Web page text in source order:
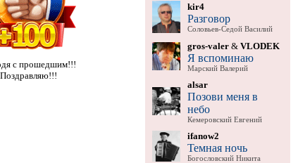
с прошедшим!!!
Поздравляю!!!
kir4
Разговор
Соловьев-Седой Василий
gros-valer& VLODEK
Я вспоминаю
Марский Валерий
alsar
Позови меня в
небо
Кемеровский Евгений
ifanow2
Темная ночь
Богословский Никита